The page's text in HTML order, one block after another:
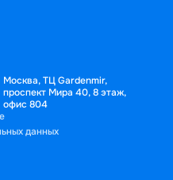
Москва, ТЦ Gardenmir,
проспект Мира 40, 8 этаж,
офис 804
данных